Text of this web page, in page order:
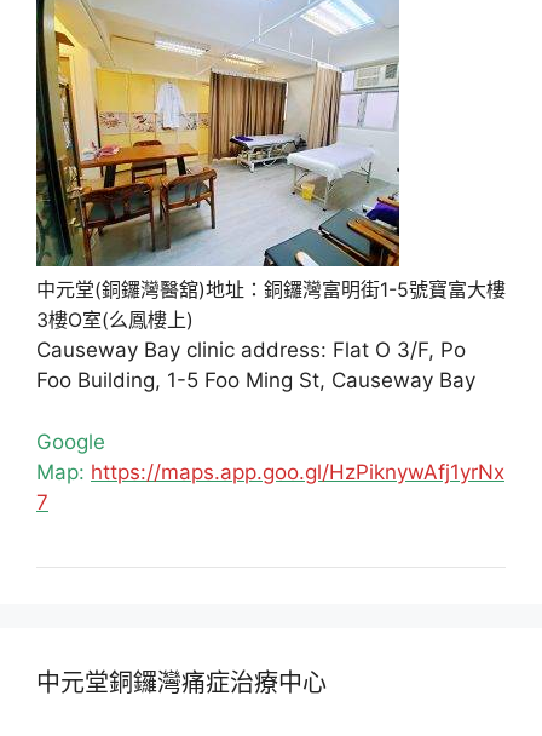
中元堂(銅鑼灣醫舘)地址：銅鑼灣富明街1-5號寶富大樓
3樓O室(么鳳樓上)
Causeway Bay clinic address: Flat O 3/F, Po
Foo Building, 1-5 Foo Ming St, Causeway Bay
Google
Map: https://maps.app.goo.gl/HzPiknywAfj1yrNx
7
中元堂銅鑼灣痛症治療中心